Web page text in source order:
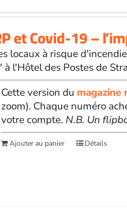
et Covid-19 –
locaux à risque
à l'Hôtel des Postes de
Cette version du magazine
zoom). Chaque numéro
votre compte. N.B. Un
Ajouter au panier Détails